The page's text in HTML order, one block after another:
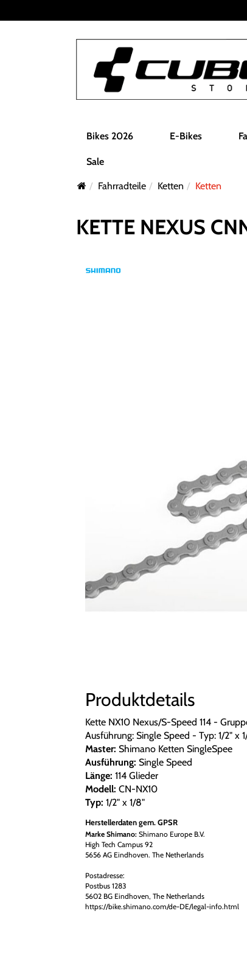
Bikes 2026 E-Bikes
Sale
Fahrradteile Ketten Ketten
KETTE NEXUS
Produktdetails
Kette NX10 Nexus/S-Speed 114 -
Ausführung: Single Speed - Typ: 1/2" x
Master: Shimano Ketten SingleSpee
Ausführung: Single Speed
Länge: 114 Glieder
Modell: CN-NX10
Typ: 1/2" x 1/8"
Herstellerdaten gem. GPSR
Marke Shimano:Shimano Europe B.V.
High Tech Campus 92
5656 AG Eindhoven. The Netherlands
Postadresse:
Postbus 1283
5602 BG Eindhoven, The Netherlands
https://bike.shimano.com/de-DE/legal-info.html